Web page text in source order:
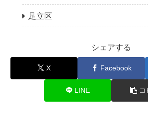
足立区
シェアする
X Facebook
LINE コ